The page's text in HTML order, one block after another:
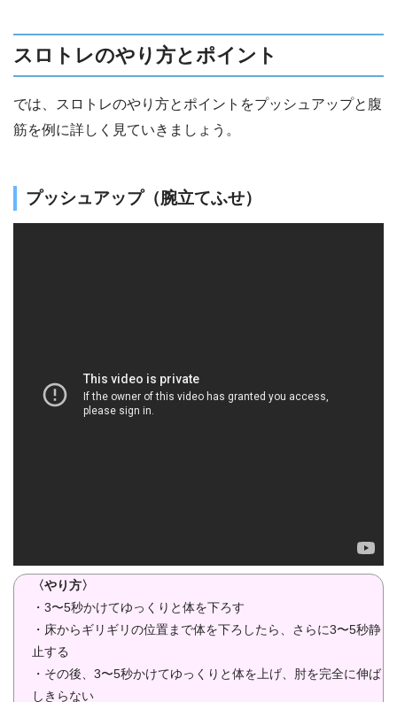
スロトレのやり方とポイント
では、スロトレのやり方とポイントをプッシュアップと腹
筋を例に詳しく見ていきましょう。
プッシュアップ（腕立てふせ）
〈やり方〉
・3〜5秒かけてゆっくりと体を下ろす
・床からギリギリの位置まで体を下ろしたら、さらに3〜5秒静
止する
・その後、3〜5秒かけてゆっくりと体を上げ、肘を完全に伸ば
しきらない